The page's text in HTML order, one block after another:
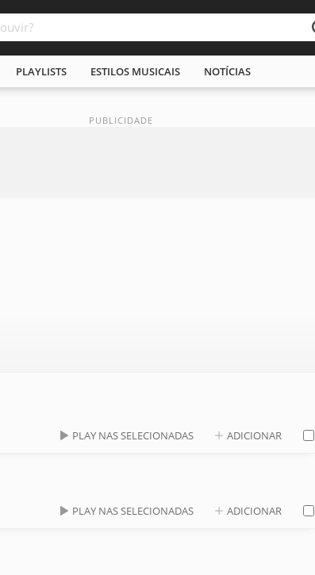
PLAYLISTS ESTILOS MUSICAIS NOTÍCIAS
PLAY NAS SELECIONADAS ADICIONAR
PLAY NAS SELECIONADAS ADICIONAR